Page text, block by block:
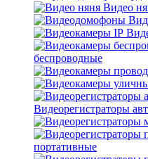
Видео
беспроводные
Видеорегистраторы
портативные